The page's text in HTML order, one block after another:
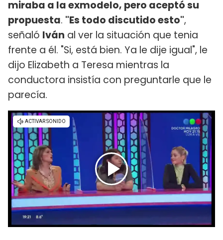
miraba a la exmodelo, pero aceptó su
propuesta. "Es todo discutido esto",
señaló Iván al ver la situación que tenia
frente a él. "Si, está bien. Ya le dije igual", le
dijo Elizabeth a Teresa mientras la
conductora insistía con preguntarle que le
parecía.